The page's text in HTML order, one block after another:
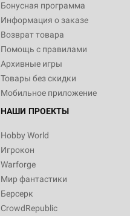
Бонусная программа
Информация о заказе
Возврат товара
Помощь с правилами
Архивные игры
Товары без скидки
Мобильное приложение
НАШИ ПРОЕКТЫ
Hobby World
Игрокон
Warforge
Мир фантастики
Берсерк
CrowdRepublic